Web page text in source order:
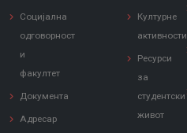
Социјална
одговорност
и
факултет
Документа
Адресар
Културне
активности
Ресурси
за
студентски
живот